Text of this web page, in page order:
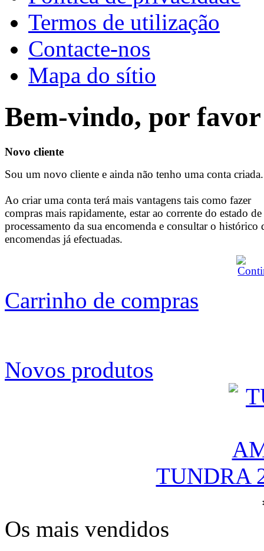
Termos de utilização
Contacte-nos
Mapa do sítio
Bem-vindo, por favor
Novo cliente
Sou um novo cliente e ainda não tenho uma conta criada.
Ao criar uma conta terá mais vantagens tais como fazer
compras mais rapidamente, estar ao corrente do estado de
processamento da sua encomenda e consultar o histórico
encomendas já efectuadas.
Carrinho de compras
Novos produtos
TUNDRA
Os mais vendidos